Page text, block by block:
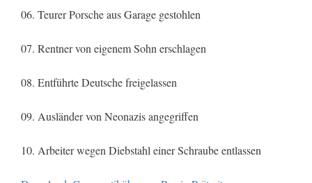
06. Teurer Porsche aus Garage gestohlen
07. Rentner von eigenem Sohn erschlagen
08. Entführte Deutsche freigelassen
09. Ausländer von Neonazis angegriffen
10. Arbeiter wegen Diebstahl einer Schraube entlassen